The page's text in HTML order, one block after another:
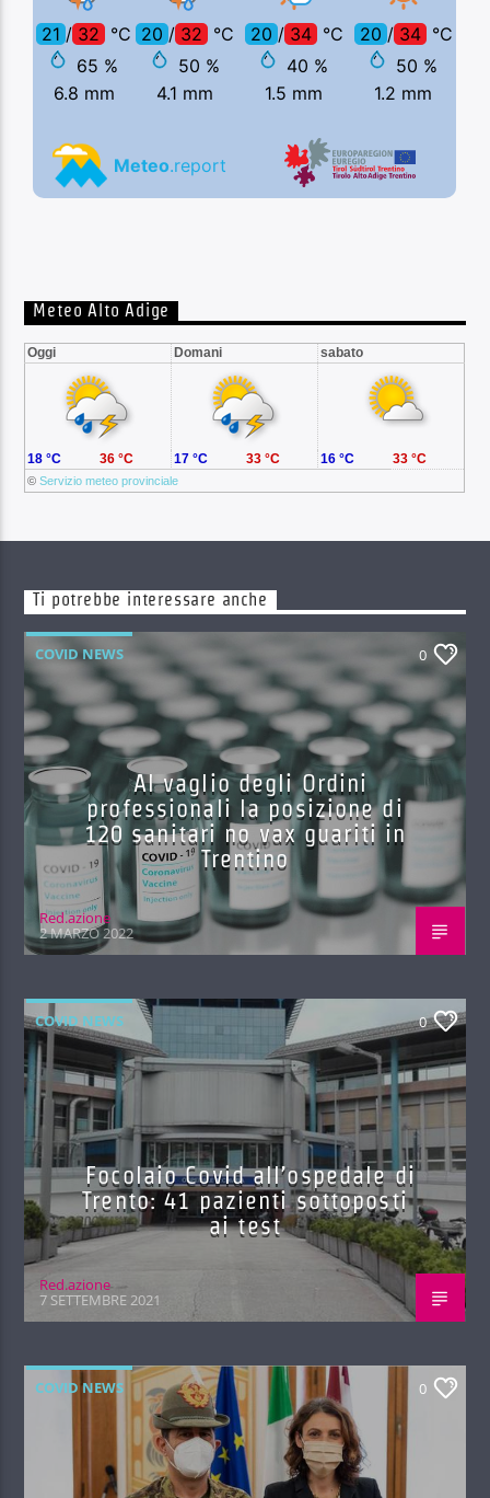
Meteo Alto Adige
Oggi Domani sabato
©Servizio meteo provinciale
18 °C 36 °C 17 °C 33 °C 16 °C 33 °C
Ti potrebbe interessare anche
COVID NEWS 0
Al vaglio degli Ordini
professionali la posizione di
120 sanitari no vax guariti in
Trentino
Red.azione
2 MARZO 2022
COVID NEWS 0
Focolaio Covid all’ospedale di
Trento: 41 pazienti sottoposti
ai test
Red.azione
7 SETTEMBRE 2021
COVID NEWS 0